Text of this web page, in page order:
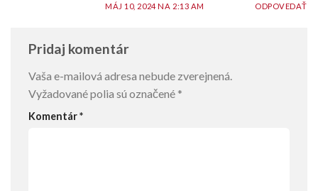
MÁJ 10, 2024 NA 2:13 AM ODPOVEDAŤ
Pridaj komentár
Vaša e-mailová adresa nebude zverejnená.
Vyžadované polia sú označené *
Komentár*